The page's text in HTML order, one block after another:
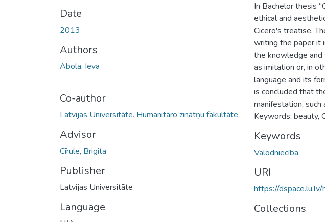
Date
2013
Authors
Ābola, Ieva
Co-author
Latvijas Universitāte. Humanitāro zinātņu fakultāte
Advisor
Cīrule, Brigita
Publisher
Latvijas Universitāte
Language
In Bachelor thesis
ethical and
Cicero's treatise.
writing the paper it
the knowledge and
as imitation or, in
language and its
is concluded that
manifestation, such
Keywords: beauty,
Keywords
Valodniecība
URI
https://
Collections